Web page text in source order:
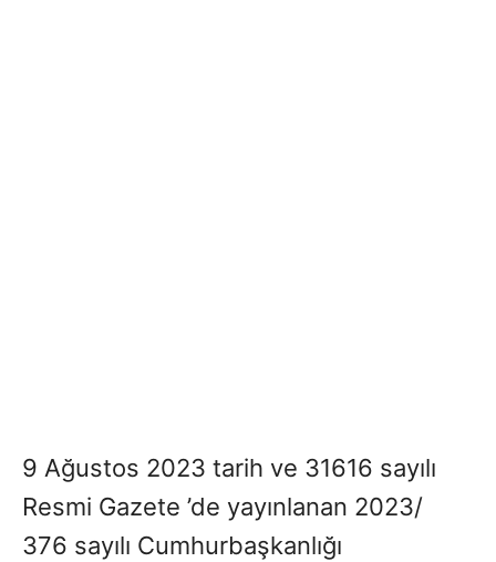
9 Ağustos 2023 tarih ve 31616 sayılı
Resmi Gazete ’de yayınlanan 2023/
376 sayılı Cumhurbaşkanlığı